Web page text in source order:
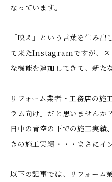
なっています。
「映え」という言葉を生み
て来たInstagramですが、ス
な機能を追加してきて、新た
リフォーム業者・工務店の施
ラム向け」だと思いませんか？
日中の青空の下での施工実績
きの施工実績・・・まさにイ
以下の記事では、リフォーム